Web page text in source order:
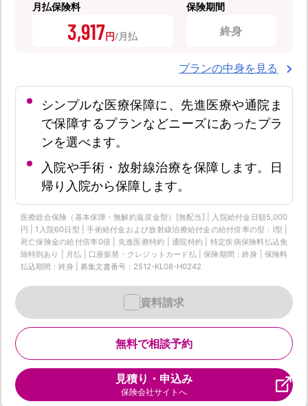
月払保険料
3,917円
保険期間
終身
プランの中身を見る
シンプルな医療保障に、先進医療や通院ま
で保障するプランなどニーズにあったプラ
ンを選べます。
入院や手術・放射線治療を保障します。日
帰り入院から保障します。
医療総合保険（基本保障・無解約返戻金型）[無配当] | 入院給付金日額5,000
円 | 1入院60日型 | 手術給付金および放射線治療給付金の給付倍率の型：I型 |
死亡保険金の給付倍率0倍 | 先進医療特約 | 通院特約 | 特定疾病保険料払込免
除特則あり | 月払 | 口座振替・クレジットカード払 | 保険期間：終身 | 保険料
払込期間：終身 | 募集文書番号：2512-KL08-H0242
無料で相談予約
資料請求
見積り・申込み
保険会社サイトへ